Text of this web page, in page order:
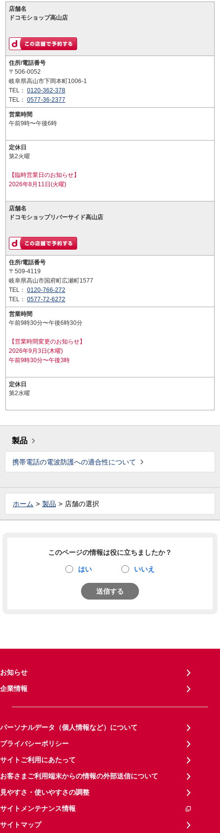
店舗名
ドコモショップ高山店
住所/電話番号
〒506-0052
岐阜県高山市下岡本町1006-1
TEL： 0120-362-378
TEL： 0577-36-2377
営業時間
午前9時〜午後6時
定休日
第2火曜
【臨時営業日のお知らせ】
2026年8月11日(火曜)
店舗名
ドコモショップリバーサイド高山店
住所/電話番号
〒509-4119
岐阜県高山市国府町広瀬町1577
TEL： 0120-766-272
TEL： 0577-72-6272
営業時間
午前9時30分〜午後6時30分
【営業時間変更のお知らせ】
2026年9月3日(木曜)
午前9時30分〜午後3時
定休日
第2水曜
製品
携帯電話の電波防護への適合性について
ホーム 製品 店舗の選択
このページの情報は役に立ちましたか？
はい いいえ
送信する
お知らせ
企業情報
パーソナルデータ（個人情報など）について
プライバシーポリシー
サイトご利用にあたって
お客さまご利用端末からの情報の外部送信について
見やすさ・使いやすさの調整
サイトメンテナンス情報
サイトマップ